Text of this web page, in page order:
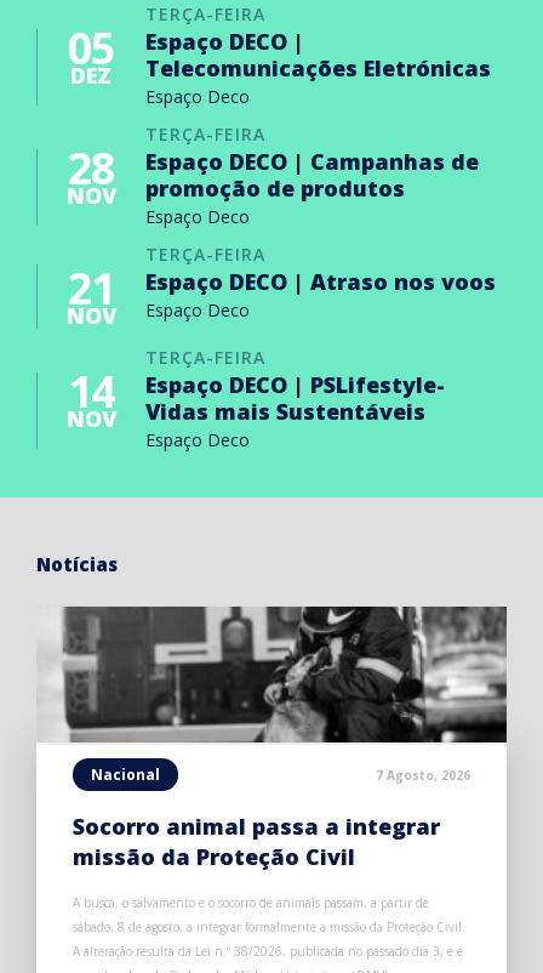
TERÇA-FEIRA
05
DEZ
Espaço DECO |
Telecomunicações Eletrónicas
Espaço Deco
TERÇA-FEIRA
28
NOV
Espaço DECO | Campanhas de
promoção de produtos
Espaço Deco
TERÇA-FEIRA
21
NOV
Espaço DECO | Atraso nos voos
Espaço Deco
TERÇA-FEIRA
14
NOV
Espaço DECO | PSLifestyle-
Vidas mais Sustentáveis
Espaço Deco
Notícias
Nacional 7 Agosto, 2026
Socorro animal passa a integrar
missão da Proteção Civil
A busca, o salvamento e o socorro de animais passam, a partir de
sábado, 8 de agosto, a integrar formalmente a missão da Proteção Civil.
A alteração resulta da Lei n.º 38/2026, publicada no passado dia 3, e é